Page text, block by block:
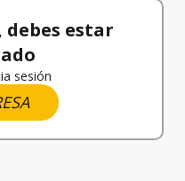
estar
sesión